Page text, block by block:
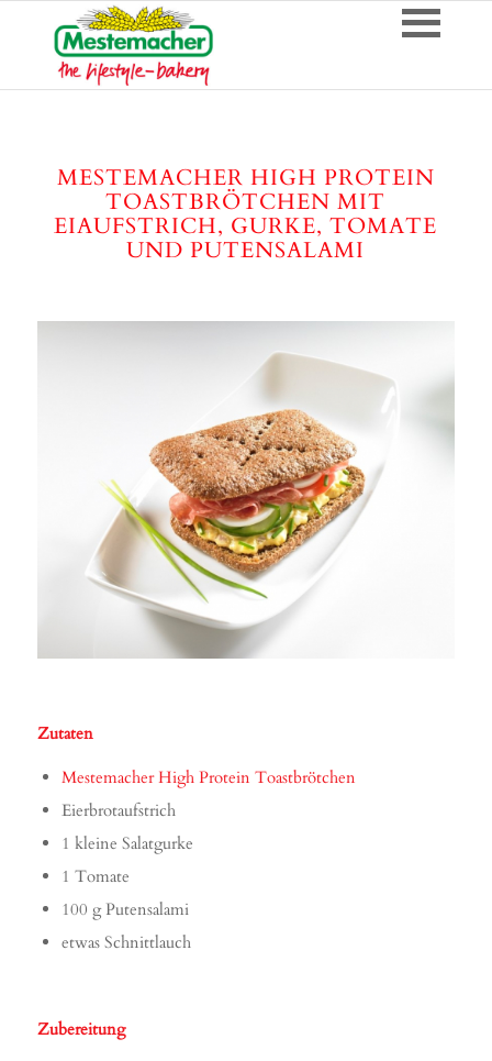
MESTEMACHER HIGH PROTEIN
TOASTBRÖTCHEN MIT
EIAUFSTRICH, GURKE, TOMATE
UND PUTENSALAMI
Zutaten
Mestemacher High Protein Toastbrötchen
Eierbrotaufstrich
1 kleine Salatgurke
1 Tomate
100 g Putensalami
etwas Schnittlauch
Zubereitung